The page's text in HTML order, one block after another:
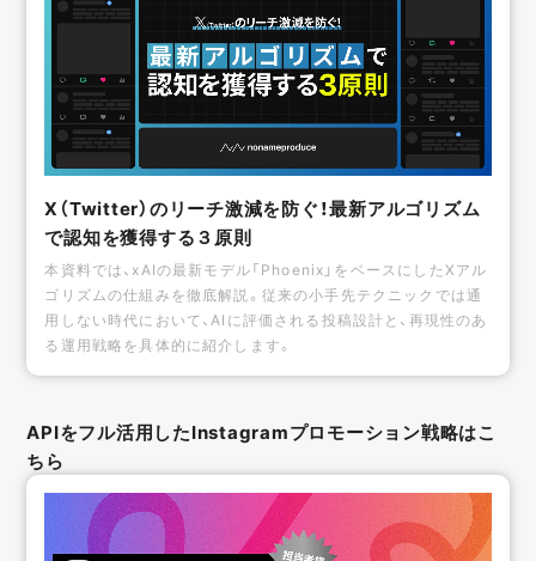
X（Twitter）のリーチ激減を防ぐ！最新アルゴリズム
で認知を獲得する３原則
本資料では、xAIの最新モデル「Phoenix」をベースにしたXアル
ゴリズムの仕組みを徹底解説。従来の小手先テクニックでは通
用しない時代において、AIに評価される投稿設計と、再現性のあ
る運用戦略を具体的に紹介します。
APIをフル活用したInstagramプロモーション戦略はこ
ちら